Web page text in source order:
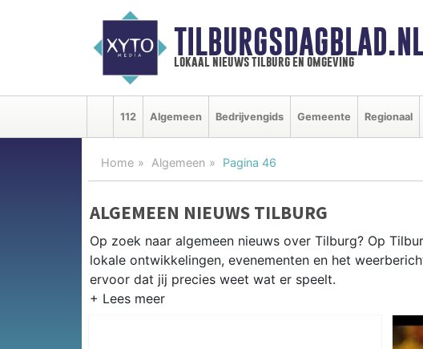
lokaal nieuws tilburg en omgeving
112 Algemeen Bedrijvengids Gemeente Regionaal
Home Algemeen Pagina 46
ALGEMEEN NIEUWS TILBURG
Op zoek naar algemeen nieuws over Tilburg? Op
lokale ontwikkelingen, evenementen en het
ervoor dat jij precies weet wat er speelt.
Van werkzaamheden op de A58 en de Spoorzone tot